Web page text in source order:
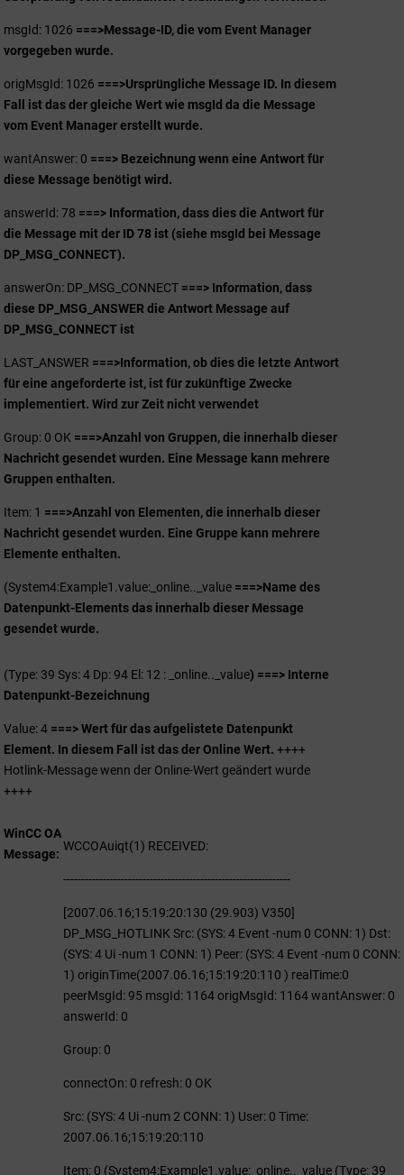
msgId: 1026 ===>Message-ID, die vom Event Manager
vorgegeben wurde.
origMsgId: 1026 ===>Ursprüngliche Message ID. In diesem
Fall ist das der gleiche Wert wie msgId da die Message
vom Event Manager erstellt wurde.
wantAnswer: 0 ===> Bezeichnung wenn eine Antwort für
diese Message benötigt wird.
answerId: 78 ===> Information, dass dies die Antwort für
die Message mit der ID 78 ist (siehe msgId bei Message
DP_MSG_CONNECT).
answerOn: DP_MSG_CONNECT ===> Information, dass
diese DP_MSG_ANSWER die Antwort Message auf
DP_MSG_CONNECT ist
LAST_ANSWER ===>Information, ob dies die letzte Antwort
für eine angeforderte ist, ist für zukünftige Zwecke
implementiert. Wird zur Zeit nicht verwendet
Group: 0 OK ===>Anzahl von Gruppen, die innerhalb dieser
Nachricht gesendet wurden. Eine Message kann mehrere
Gruppen enthalten.
Item: 1 ===>Anzahl von Elementen, die innerhalb dieser
Nachricht gesendet wurden. Eine Gruppe kann mehrere
Elemente enthalten.
(System4:Example1.value:_online.._value ===>Name des
Datenpunkt-Elements das innerhalb dieser Message
gesendet wurde.
(Type: 39 Sys: 4 Dp: 94 El: 12 : _online.._value) ===> Interne
Datenpunkt-Bezeichnung
Value: 4 ===> Wert für das aufgelistete Datenpunkt
Element. In diesem Fall ist das der Online Wert. ++++
Hotlink-Message wenn der Online-Wert geändert wurde
++++
WinCC OA
Message
WCCOAuiqt(1) RECEIVED:
---------------------------------------------------------------
[2007.06.16;15:19:20:130 (29.903) V350]
DP_MSG_HOTLINK Src: (SYS: 4 Event -num 0 CONN: 1) Dst:
(SYS: 4 Ui -num 1 CONN: 1) Peer: (SYS: 4 Event -num 0 CONN:
1) originTime(2007.06.16;15:19:20:110 ) realTime:0
peerMsgId: 95 msgId: 1164 origMsgId: 1164 wantAnswer: 0
answerId: 0
Group: 0
connectOn: 0 refresh: 0 OK
Src: (SYS: 4 Ui -num 2 CONN: 1) User: 0 Time:
2007.06.16;15:19:20:110
Item: 0 (System4:Example1.value:_online.._value (Type: 39